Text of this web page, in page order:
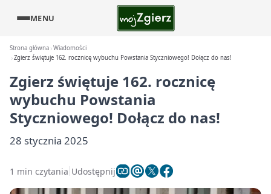
MENU
Strona główna Wiadomości
Zgierz świętuje 162. rocznicę wybuchu Powstania Styczniowego! Dołącz do nas!
Zgierz świętuje 162. rocznicę
wybuchu Powstania
Styczniowego! Dołącz do nas!
28 stycznia 2025
1 min czytania Udostępnij